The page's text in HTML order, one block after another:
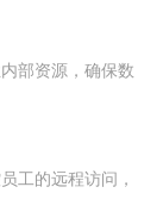
部资源，确保数
工的远程访问，